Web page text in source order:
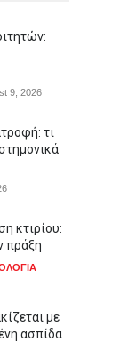
9, 2026
τι
κτιρίου:
πράξη
με
ασπίδα